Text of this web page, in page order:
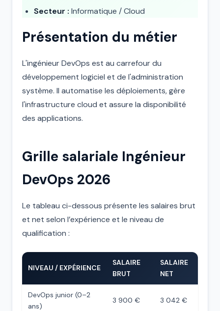
Secteur : Informatique / Cloud
Présentation du métier
L'ingénieur DevOps est au carrefour du
développement logiciel et de l'administration
système. Il automatise les déploiements, gère
l'infrastructure cloud et assure la disponibilité
des applications.
Grille salariale Ingénieur
DevOps 2026
Le tableau ci-dessous présente les salaires brut
et net selon l’expérience et le niveau de
qualification :
NIVEAU / EXPÉRIENCE
SALAIRE
BRUT
SALAIRE
NET
DevOps junior (0–2
ans)
3 900 € 3 042 €